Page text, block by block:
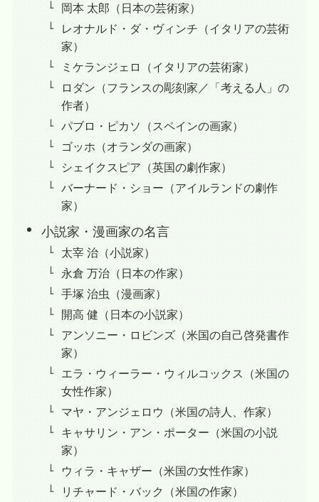
岡本 太郎（日本の芸術家）
レオナルド・ダ・ヴィンチ（イタリアの芸術
家）
ミケランジェロ（イタリアの芸術家）
ロダン（フランスの彫刻家／「考える人」の
作者）
パブロ・ピカソ（スペインの画家）
ゴッホ（オランダの画家）
シェイクスピア（英国の劇作家）
バーナード・ショー（アイルランドの劇作
家）
小説家・漫画家の名言
太宰 治（小説家）
永倉 万治（日本の作家）
手塚 治虫（漫画家）
開高 健（日本の小説家）
アンソニー・ロビンズ（米国の自己啓発書作
家）
エラ・ウィーラー・ウィルコックス（米国の
女性作家）
マヤ・アンジェロウ（米国の詩人、作家）
キャサリン・アン・ポーター（米国の小説
家）
ウィラ・キャザー（米国の女性作家）
リチャード・バック（米国の作家）